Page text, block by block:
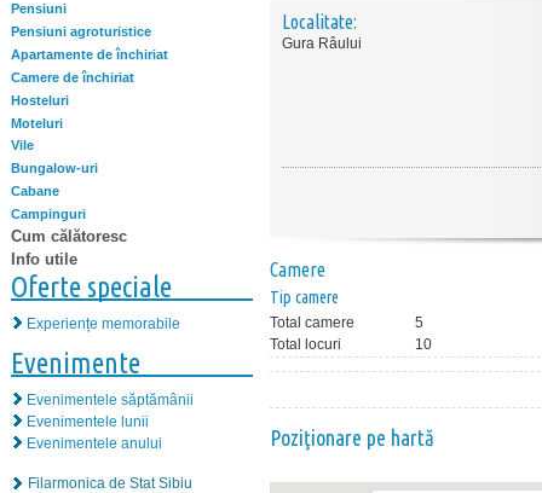
Pensiuni
Pensiuni agroturistice
Apartamente de închiriat
Camere de închiriat
Hosteluri
Moteluri
Vile
Bungalow-uri
Cabane
Campinguri
Cum călătoresc
Info utile
Oferte speciale
Experiențe memorabile
Evenimente
Evenimentele săptămânii
Evenimentele lunii
Evenimentele anului
Filarmonica de Stat Sibiu
Localitate:
Gura Râului
Camere
Tip camere
Total camere
5
Total locuri
10
Poziţionare pe hartă